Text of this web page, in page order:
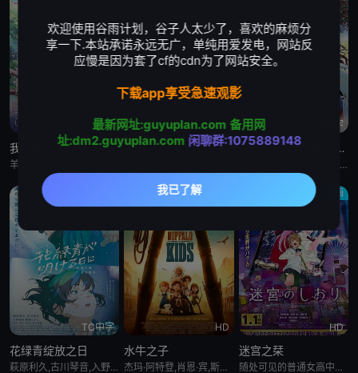
已完结
我心里危险的东西 剧场版
羊宫妃那,堀江瞬
HD
史努比特辑:有家真好
HD中字
剧场版天地无用in LOVE2:遥远的思念
菊池正美,折笠爱,高田由美,井上喜久子,水谷优子,天野由梨,小林优,横山智佐,小樱悦子,青野武,子安武人
TC中字
花绿青绽放之日
萩原利久,古川琴音,入野自由,冈部敬史
HD
水牛之子
杰玛·阿特登,肖恩·宾,斯蒂芬·格拉汉姆
动画
HD
迷宫之栞
随处可见的普通女高中生前泽栞，某天手机突然碎裂，回过神来已身处空无一人的异世界横滨——打开手机一看，发现栞的社交账号上竟发布了连她自己都毫无印象的个人照片。照片里拍到的究竟是？她究竟能否逃出这座诡异的
欢迎使用谷雨计划，谷子人太少了，喜欢的麻烦分
享一下.本站承诺永远无广，单纯用爱发电，网站反
应慢是因为套了cf的cdn为了网站安全。
下载app享受急速观影
最新网址:guyuplan.com 备用网
址:dm2.guyuplan.com 闲聊群:1075889148